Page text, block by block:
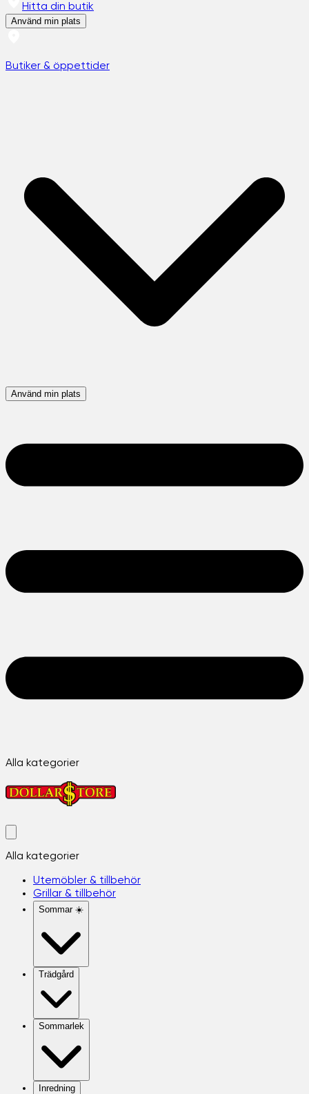
Hitta din butik
Använd min plats
Butiker & öppettider
Använd min plats
Alla kategorier
Alla kategorier
Utemöbler & tillbehör
Grillar & tillbehör
Sommar ☀️
Trädgård
Sommarlek
Inredning